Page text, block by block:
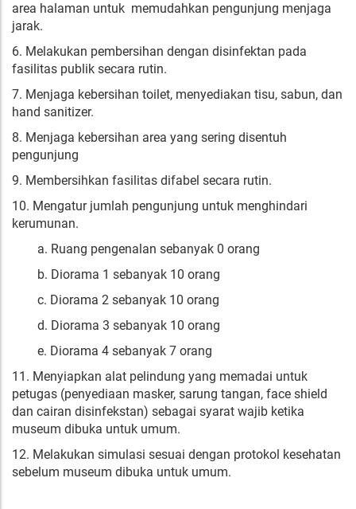
area halaman untuk memudahkan pengunjung menjaga
jarak.
6. Melakukan pembersihan dengan disinfektan pada
fasilitas publik secara rutin.
7. Menjaga kebersihan toilet, menyediakan tisu, sabun, dan
hand sanitizer.
8. Menjaga kebersihan area yang sering disentuh
pengunjung
9. Membersihkan fasilitas difabel secara rutin.
10. Mengatur jumlah pengunjung untuk menghindari
kerumunan.
a. Ruang pengenalan sebanyak 0 orang
b. Diorama 1 sebanyak 10 orang
c. Diorama 2 sebanyak 10 orang
d. Diorama 3 sebanyak 10 orang
e. Diorama 4 sebanyak 7 orang
11. Menyiapkan alat pelindung yang memadai untuk
petugas (penyediaan masker, sarung tangan, face shield
dan cairan disinfekstan) sebagai syarat wajib ketika
museum dibuka untuk umum.
12. Melakukan simulasi sesuai dengan protokol kesehatan
sebelum museum dibuka untuk umum.